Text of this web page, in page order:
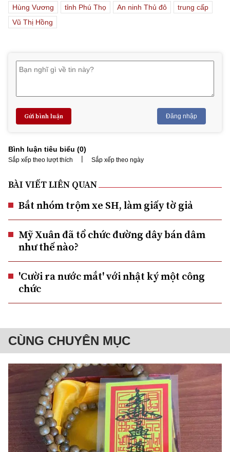
Hùng Vương
tỉnh Phú Thọ An ninh Thủ đô
trung cấp
Vũ Thị Hồng
Gửi bình luận Đăng nhập
Bình luận tiêu biểu (0)
Sắp xếp theo lượt thích | Sắp xếp theo ngày
BÀI VIẾT LIÊN QUAN
Bắt nhóm trộm xe SH, làm giấy tờ giả
Mỹ Xuân đã tổ chức đường dây bán dâm
như thế nào?
'Cười ra nước mắt' với nhật ký một công
chức
CÙNG CHUYÊN MỤC